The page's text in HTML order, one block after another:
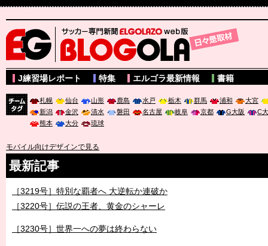
サッカー専門新聞ELGOLAZO web版 BLOGOLA
J練習場レポート 特集 エルゴラ最新情報 書籍
札幌 仙台 山形 鹿島 水戸 栃木 群馬 浦和
大宮
新潟
金沢 清水 磐田 名古屋 岐阜 京都 G大阪
C
熊本
大分 琉球
モバイル向けデザインで見る
最新記事
［3219号］特別な覇者へ 大逆転か連破か
［3220号］伝説の王者、黄金のシャーレ
［3230号］世界一への夢は終わらない